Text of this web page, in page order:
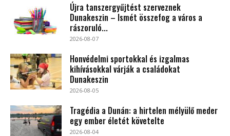
Újra tanszergyűjtést szerveznek
Dunakeszin – Ismét összefog a város a
rászoruló...
2026-08-07
Honvédelmi sportokkal és izgalmas
kihívásokkal várják a családokat
Dunakeszin
2026-08-05
Tragédia a Dunán: a hirtelen mélyülő meder
egy ember életét követelte
2026-08-04